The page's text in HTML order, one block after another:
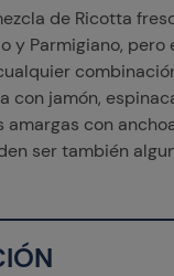
de Ricotta
y Parmigiano, pero
con jamón,
amargas con
ser también